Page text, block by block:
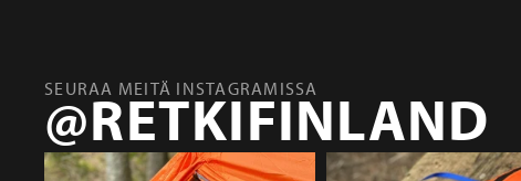
SEURAA MEITÄ INSTAGRAMISSA
@RETKIFINLAND